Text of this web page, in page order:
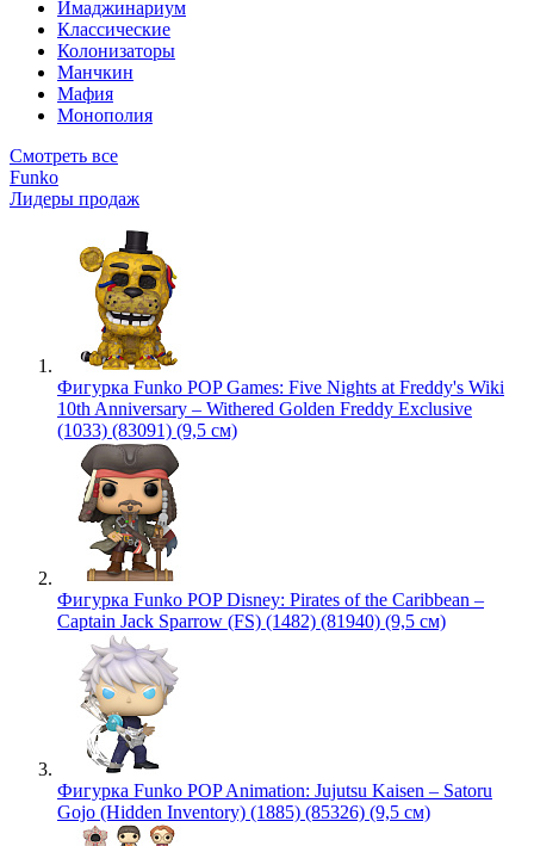
Имаджинариум
Классические
Колонизаторы
Манчкин
Мафия
Монополия
Смотреть все
Funko
Лидеры продаж
Фигурка Funko POP Games: Five Nights at Freddy's Wiki
10th Anniversary – Withered Golden Freddy Exclusive
(1033) (83091) (9,5 см)
Фигурка Funko POP Disney: Pirates of the Caribbean –
Captain Jack Sparrow (FS) (1482) (81940) (9,5 см)
Фигурка Funko POP Animation: Jujutsu Kaisen – Satoru
Gojo (Hidden Inventory) (1885) (85326) (9,5 см)